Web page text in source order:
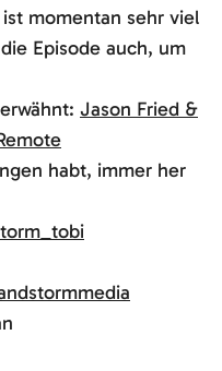
momentan sehr viel
Episode auch, um
Jason Fried &
habt, immer her